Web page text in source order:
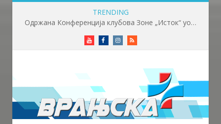
TRENDING
Одржана Конференција клубова Зоне „Исток“ уочи почетка нове сезоне
YoutubeFacebookInstagram
RSS